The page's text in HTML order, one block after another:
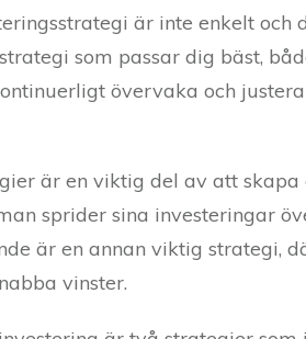
är inte enkelt
som passar dig bäst,
övervaka och
är en viktig del av att
sprider sina investeringar
är en annan viktig strategi,
vinster.